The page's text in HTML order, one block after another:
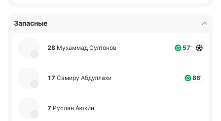
Запасные
28 Му­ха­ммад Су­лто­нов 57'
17 Самиру Абду­лла­хи 86'
7 Руслан Аюкин